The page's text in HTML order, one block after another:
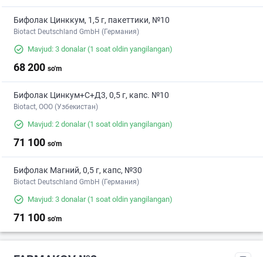
Бифолак Цинккум, 1,5 г, пакеттики, №10
Biotact Deutschland GmbH (Германия)
Mavjud: 3 donalar(1 soat oldin yangilangan)
68 200 so'm
Бифолак Цинкум+С+Д3, 0,5 г, капс. №10
Biotact, ООО (Узбекистан)
Mavjud: 2 donalar(1 soat oldin yangilangan)
71 100 so'm
Бифолак Магний, 0,5 г, капс, №30
Biotact Deutschland GmbH (Германия)
Mavjud: 3 donalar(1 soat oldin yangilangan)
71 100 so'm